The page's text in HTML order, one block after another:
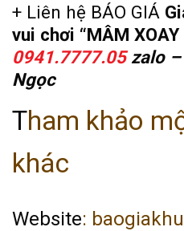
+ Liên hệ BÁO GIÁ
vui chơi “MÂM XOAY
0941.7777.05zalo –
Ngọc
Tham khảo
khác
Website: